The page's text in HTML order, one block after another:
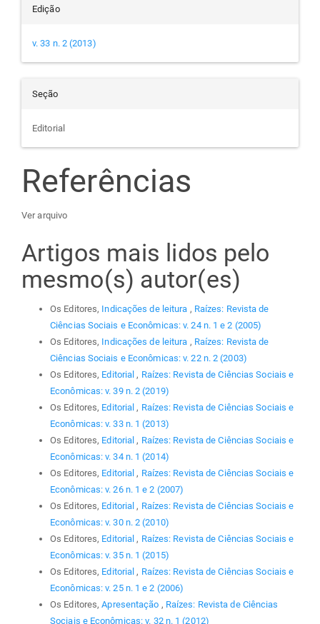
Edição
v. 33 n. 2 (2013)
Seção
Editorial
Referências
Ver arquivo
Artigos mais lidos pelo
mesmo(s) autor(es)
Os Editores, Indicações de leitura , Raízes: Revista de
Ciências Sociais e Econômicas: v. 24 n. 1 e 2 (2005)
Os Editores, Indicações de leitura , Raízes: Revista de
Ciências Sociais e Econômicas: v. 22 n. 2 (2003)
Os Editores, Editorial, Raízes: Revista de Ciências Sociais e
Econômicas: v. 39 n. 2 (2019)
Os Editores, Editorial, Raízes: Revista de Ciências Sociais e
Econômicas: v. 33 n. 1 (2013)
Os Editores, Editorial, Raízes: Revista de Ciências Sociais e
Econômicas: v. 34 n. 1 (2014)
Os Editores, Editorial, Raízes: Revista de Ciências Sociais e
Econômicas: v. 26 n. 1 e 2 (2007)
Os Editores, Editorial, Raízes: Revista de Ciências Sociais e
Econômicas: v. 30 n. 2 (2010)
Os Editores, Editorial, Raízes: Revista de Ciências Sociais e
Econômicas: v. 35 n. 1 (2015)
Os Editores, Editorial, Raízes: Revista de Ciências Sociais e
Econômicas: v. 25 n. 1 e 2 (2006)
Os Editores,Apresentação , Raízes: Revista de Ciências
Sociais e Econômicas: v. 32 n. 1 (2012)